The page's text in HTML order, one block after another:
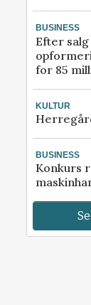
BUSINESS
Efter
for 85
KULTUR
BUSINESS
Konkurs